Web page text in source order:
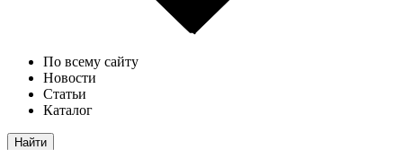
По всему сайту
Новости
Статьи
Каталог
Найти